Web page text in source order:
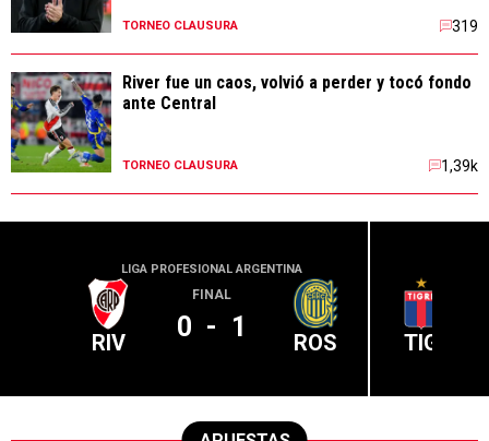
TORNEO CLAUSURA 319
River fue un caos, volvió a perder y tocó fondo
ante Central
TORNEO CLAUSURA 1,39k
LIGA PROFESIONAL ARGENTINA
RIV
FINAL
0 - 1 ROS TIG